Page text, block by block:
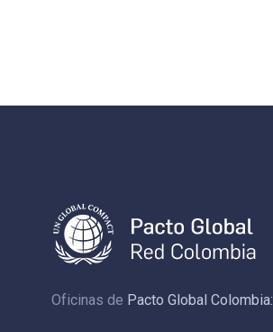
Oficinas de Pacto Global Colombia: